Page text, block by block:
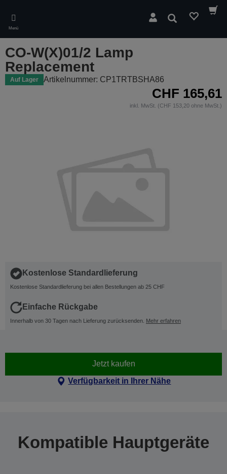
main
content
Menü
Suchen
CO-W(X)01/2 Lamp
Replacement
Auf Lager Artikelnummer: CP1TRTBSHA86
CHF 165,61
inkl. MwSt. (CHF 153,20 ohne MwSt.)
Kostenlose Standardlieferung
Kostenlose Standardlieferung bei allen Bestellungen ab 25 CHF
Einfache Rückgabe
Innerhalb von 30 Tagen nach Lieferung zurücksenden. Mehr erfahren
Jetzt kaufen
Verfügbarkeit in Ihrer Nähe
Kompatible Hauptgeräte